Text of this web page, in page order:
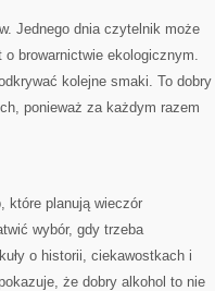
Jednego dnia czytelnik może
browarnictwie ekologicznym.
kolejne smaki. To dobry
ponieważ za każdym razem
które planują wieczór
wybór, gdy trzeba
o historii, ciekawostkach i
że dobry alkohol to nie